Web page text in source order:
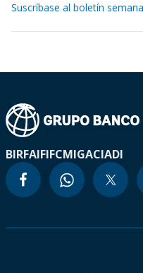
Suscríbase al boletín
BIRFAIFIFCMIGACIADI